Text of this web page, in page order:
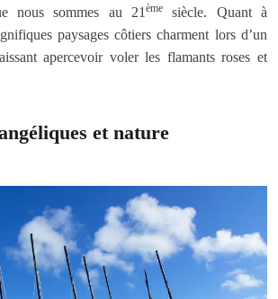
nous sommes au 21 ème
siècle. Quant à
paysages côtiers charment lors d’un
apercevoir voler les flamants roses et
et nature